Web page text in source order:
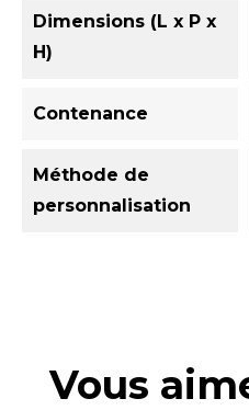
Dimensions (L x P x
H)
Contenance
Méthode de
personnalisation
Vous